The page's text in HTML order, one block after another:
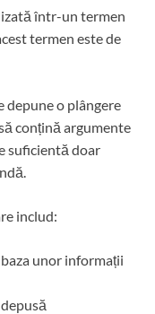
într-un termen
termen este de
o plângere
conțină argumente
suficientă doar
includ:
unor informații